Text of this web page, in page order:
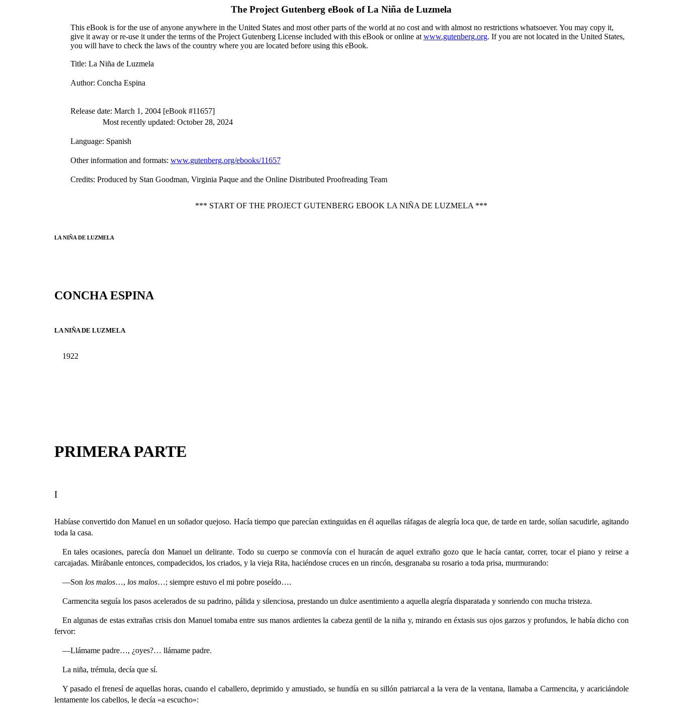
The Project Gutenberg eBook ofLa Niña de Luzmela
This eBook is for the use of anyone anywhere in the United States and most other parts of the world at no cost and with almost no restrictions whatsoever. You may copy it,
give it away or re-use it under the terms of the Project Gutenberg License included with this eBook or online at www.gutenberg.org. If you are not located in the United States,
you will have to check the laws of the country where you are located before using this eBook.
Title: La Niña de Luzmela
Author: Concha Espina
Release date: March 1, 2004 [eBook #11657]
Most recently updated: October 28, 2024
Language: Spanish
Other information and formats: www.gutenberg.org/ebooks/11657
Credits: Produced by Stan Goodman, Virginia Paque and the Online Distributed Proofreading Team
*** START OF THE PROJECT GUTENBERG EBOOK LA NIÑA DE LUZMELA ***
LA NIÑA DE LUZMELA
CONCHA ESPINA
LA NIÑA DE LUZMELA
1922
PRIMERA PARTE
I
Habíase convertido don Manuel en un soñador quejoso. Hacía tiempo que parecían extinguidas en él aquellas ráfagas de alegría loca que, de tarde en tarde, solían sacudirle, agitando
toda la casa.
En tales ocasiones, parecía don Manuel un delirante. Todo su cuerpo se conmovía con el huracán de aquel extraño gozo que le hacía cantar, correr, tocar el piano y reirse a
carcajadas. Mirábanle entonces, compadecidos, los criados, y la vieja Rita, haciéndose cruces en un rincón, desgranaba su rosario a toda prisa, murmurando:
—Son los malos…, los malos…; siempre estuvo el mi pobre poseído….
Carmencita seguía los pasos acelerados de su padrino, pálida y silenciosa, prestando un dulce asentimiento a aquella alegría disparatada y sonriendo con mucha tristeza.
En algunas de estas extrañas crisis don Manuel tomaba entre sus manos ardientes la cabeza gentil de la niña y, mirando en éxtasis sus ojos garzos y profundos, le había dicho con
fervor:
—Llámame padre…, ¿oyes?… llámame padre.
La niña, trémula, decía que sí.
Y pasado el frenesí de aquellas horas, cuando el caballero, deprimido y amustiado, se hundía en su sillón patriarcal a la vera de la ventana, llamaba a Carmencita, y acariciándole
lentamente los cabellos, le decía «a escucho»: